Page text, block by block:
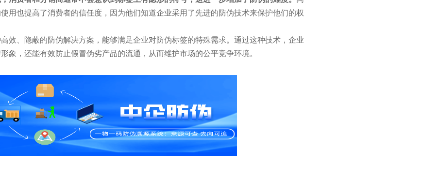
用也提高了消费者的信任度，因为他们知道企业采用了先进的防伪技术来保护他们的权
效、隐蔽的防伪解决方案，能够满足企业对防伪标签的特殊需求。通过这种技术，企业
象，还能有效防止假冒伪劣产品的流通，从而维护市场的公平竞争环境。